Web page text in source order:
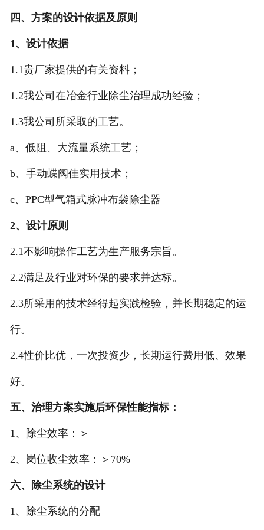
四、方案的设计依据及原则
1 、设计依据
1.1贵厂家提供的有关资料；
1.2我公司在冶金行业除尘治理成功经验；
1.3我公司所采取的工艺。
a、低阻、大流量系统工艺；
b、手动蝶阀佳实用技术；
c、PPC型气箱式脉冲布袋除尘器
2、设计原则
2.1不影响操作工艺为生产服务宗旨。
2.2满足及行业对环保的要求并达标。
2.3所采用的技术经得起实践检验，并长期稳定的运
行。
2.4性价比优，一次投资少，长期运行费用低、效果
好。
五、治理方案实施后环保性能指标：
1、除尘效率：＞
2、岗位收尘效率：＞70%
六、除尘系统的设计
1、除尘系统的分配